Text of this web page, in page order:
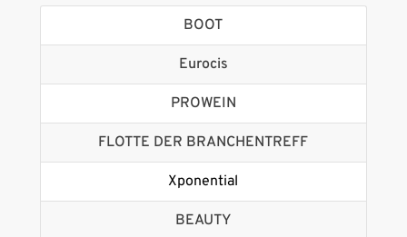
BOOT
Eurocis
PROWEIN
FLOTTE DER BRANCHENTREFF
Xponential
BEAUTY